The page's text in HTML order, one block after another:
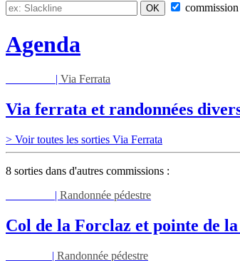
commission
Agenda
| Via Ferrata
Via ferrata et randonnées
> Voir toutes les sorties Via Ferrata
8 sorties dans d'autres commissions :
| Randonnée pédestre
Col de la Forclaz et pointe de
| Randonnée pédestre